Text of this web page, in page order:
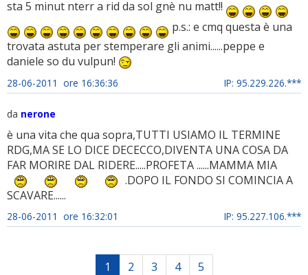
sta 5 minut nterr a rid da sol gnè nu matt!!
p.s.: e cmq questa è una
trovata astuta per stemperare gli animi......peppe e
daniele so du vulpun!
28-06-2011 ore 16:36:36 IP: 95.229.226.***
da nerone
è una vita che qua sopra,TUTTI USIAMO IL TERMINE
RDG,MA SE LO DICE DECECCO,DIVENTA UNA COSA DA
FAR MORIRE DAL RIDERE.....PROFETA ......MAMMA MIA
.DOPO IL FONDO SI COMINCIA A
SCAVARE......
28-06-2011 ore 16:32:01 IP: 95.227.106.***
1 2 3 4 5